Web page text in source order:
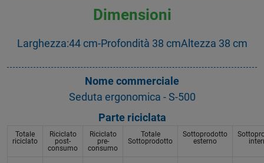
Dimensioni
Larghezza:44 cm-Profondità 38 cmAltezza 38 cm
Nome commerciale
Seduta ergonomica - S-500
Parte riciclata
Totale
riciclato
Riciclato
post-
consumo
Riciclato
pre-
consumo
Totale
Sottoprodotto
Sottoprodotto
esterno